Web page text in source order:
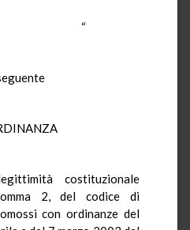
“
costituzionale
2, del codice di
con ordinanze del